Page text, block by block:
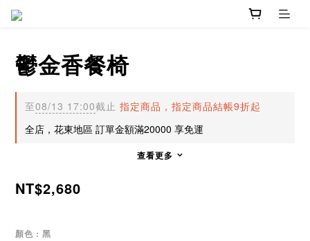
鬱金香餐椅
至08/13 17:00截止 指定商品，指定商品結帳9折起
全店，花東地區 訂單金額滿20000 享免運
查看更多
NT$2,680
顏色 : 黑